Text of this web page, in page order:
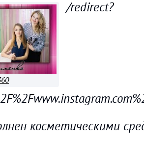
/redirect?
косметическими